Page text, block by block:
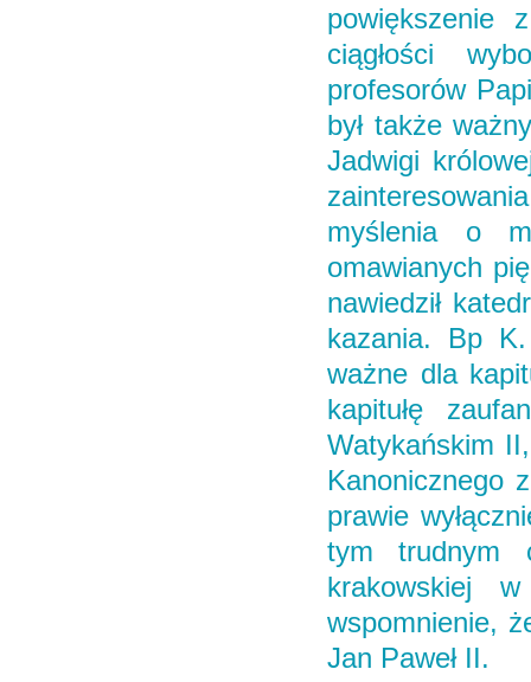
powiększenie
ciągłości
profesorów
był także
Jadwigi
myślenia o
omawianych
nawiedził
kazania. Bp K.
ważne dla
kapitułę
Watykańskim
Kanonicznego
prawie
tym trudnym
krakowskiej
wspomnienie,
Jan Paweł II.